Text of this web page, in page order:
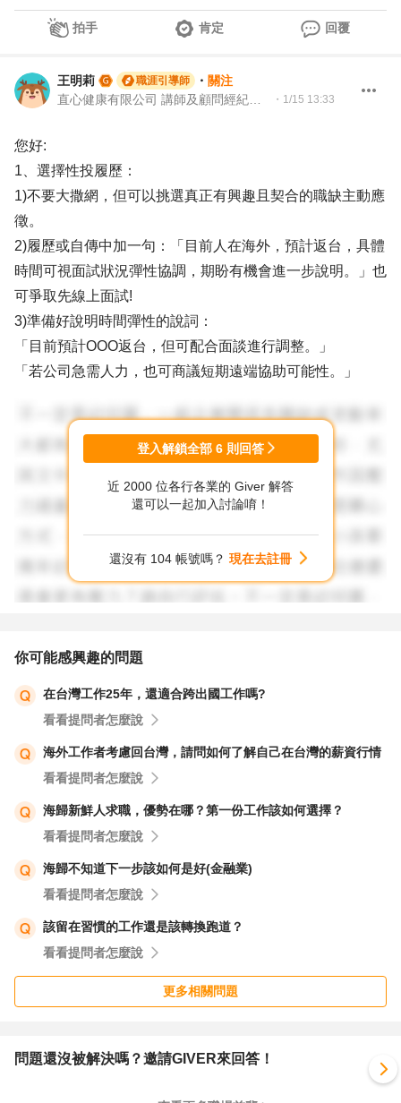
拍手 肯定 回覆
王明莉 職涯引導師 ・ 關注
・ 1/15 13:33
您好:
1、選擇性投履歷：
1)不要大撒網，但可以挑選真正有興趣且契合的職缺主動應
徵。
2)履歷或自傳中加一句：「目前人在海外，預計返台，具體
時間可視面試狀況彈性協調，期盼有機會進一步說明。」也
可爭取先線上面試!
3)準備好說明時間彈性的說詞：
「目前預計OOO返台，但可配合面談進行調整。」
「若公司急需人力，也可商議短期遠端協助可能性。」
2、面談時坦白但有彈性地溝通：
誠實說明目前人在海外，但表達積極與配合意願。
3、實務上，只要您符合契約需求，企業真的喜歡你，「等
願意視情況配合
登入解鎖全部 6 則回答
近 2000 位各行各業的 Giver 解答
還可以一起加入討論唷！
還沒有 104 帳號嗎？ 現在去註冊
你可能感興趣的問題
在台灣工作25年，還適合跨出國工作嗎?
看看提問者怎麼說
海外工作者考慮回台灣，請問如何了解自己在台灣的薪資行情
看看提問者怎麼說
海歸新鮮人求職，優勢在哪？第一份工作該如何選擇？
看看提問者怎麼說
海歸不知道下一步該如何是好(金融業)
看看提問者怎麼說
該留在習慣的工作還是該轉換跑道？
看看提問者怎麼說
更多相關問題
問題還沒被解決嗎？邀請GIVER來回答！